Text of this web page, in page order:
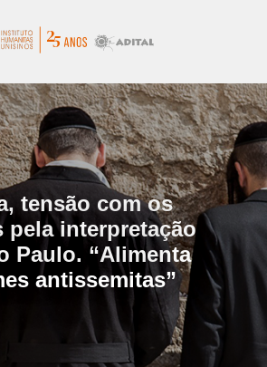
tensão com os
pela interpretação
Paulo. “Alimenta
antissemitas”